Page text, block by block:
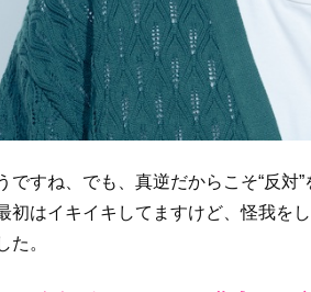
ですね、でも、真逆だからこそ“反対
初はイキイキしてますけど、怪我を
た。